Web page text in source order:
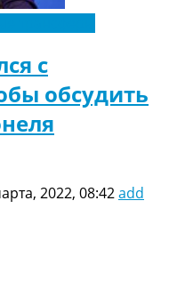
с
обсудить
2022, 08:42add